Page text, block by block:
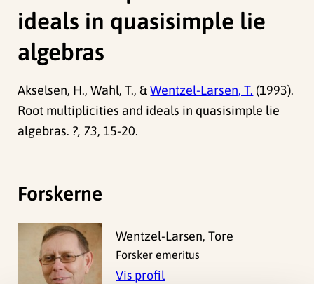
ideals in quasisimple lie
algebras
Akselsen, H., Wahl, T., &Wentzel-Larsen, T. (1993).
Root multiplicities and ideals in quasisimple lie
algebras. ?, 73, 15-20.
Forskerne
Wentzel-Larsen, Tore
Forsker emeritus
Vis profil